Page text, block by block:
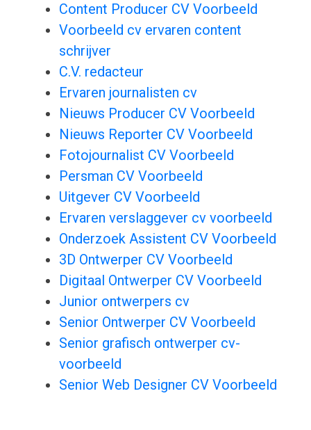
Content Producer CV Voorbeeld
Voorbeeld cv ervaren content
schrijver
C.V. redacteur
Ervaren journalisten cv
Nieuws Producer CV Voorbeeld
Nieuws Reporter CV Voorbeeld
Fotojournalist CV Voorbeeld
Persman CV Voorbeeld
Uitgever CV Voorbeeld
Ervaren verslaggever cv voorbeeld
Onderzoek Assistent CV Voorbeeld
3D Ontwerper CV Voorbeeld
Digitaal Ontwerper CV Voorbeeld
Junior ontwerpers cv
Senior Ontwerper CV Voorbeeld
Senior grafisch ontwerper cv-
voorbeeld
Senior Web Designer CV Voorbeeld